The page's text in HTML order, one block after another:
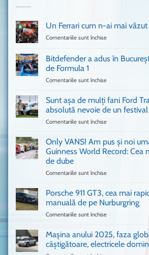
Un Ferrari cum n-ai mai văzut
Comentariile sunt închise
Ferrari
cum
văzut
Bitdefender a adus în
de Formula 1
Comentariile sunt închise
a
în
mașină
Ferrari
Sunt așa de mulți fani Ford
absolută nevoie de un
Comentariile sunt închise
așa
mulți
în
UK,
nevoie
de
Only VANS! Am pus și noi
Guinness World Record: Cea
de dube
Comentariile sunt închise
VANS!
Am
pus
umărul
cu
Porsche 911 GT3, cea mai
manuală de pe Nurburgring
Comentariile sunt închise
911
GT3,
cea
Mașina anului 2025, faza
câștigătoare, electricele